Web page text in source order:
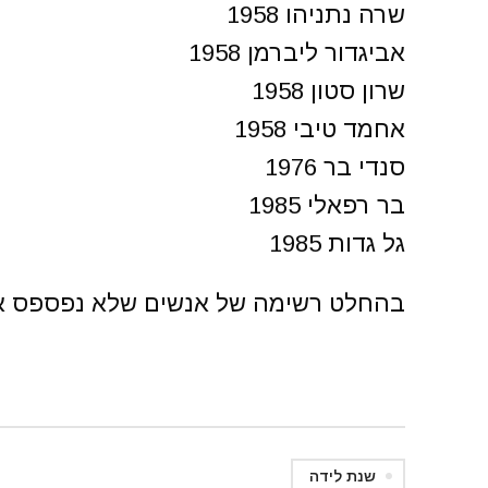
שרה נתניהו 1958
אביגדור ליברמן 1958
שרון סטון 1958
אחמד טיבי 1958
סנדי בר 1976
בר רפאלי 1985
גל גדות 1985
בהחלט רשימה של אנשים שלא נפספס
שנת לידה